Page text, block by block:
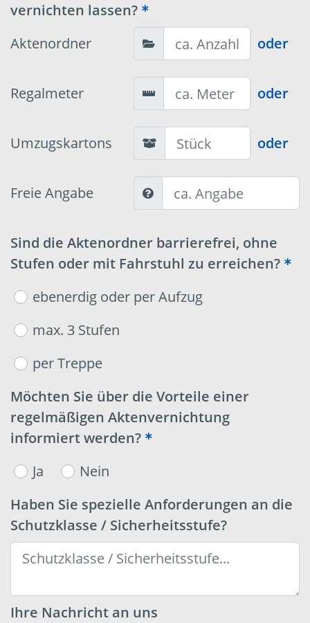
vernichten lassen?
Aktenordner
oder
Regalmeter oder
Umzugskartons oder
Freie Angabe
Sind die Aktenordner barrierefrei, ohne
Stufen oder mit Fahrstuhl zu erreichen?
ebenerdig oder per Aufzug
max. 3 Stufen
per Treppe
Möchten Sie über die Vorteile einer
regelmäßigen Aktenvernichtung
informiert werden?
Ja
Nein
Haben Sie spezielle Anforderungen an die
Schutzklasse / Sicherheitsstufe?
Ihre Nachricht an uns